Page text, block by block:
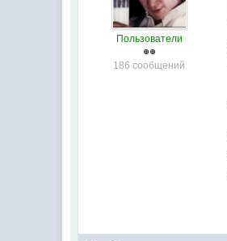
Пользователи
186 сообщений